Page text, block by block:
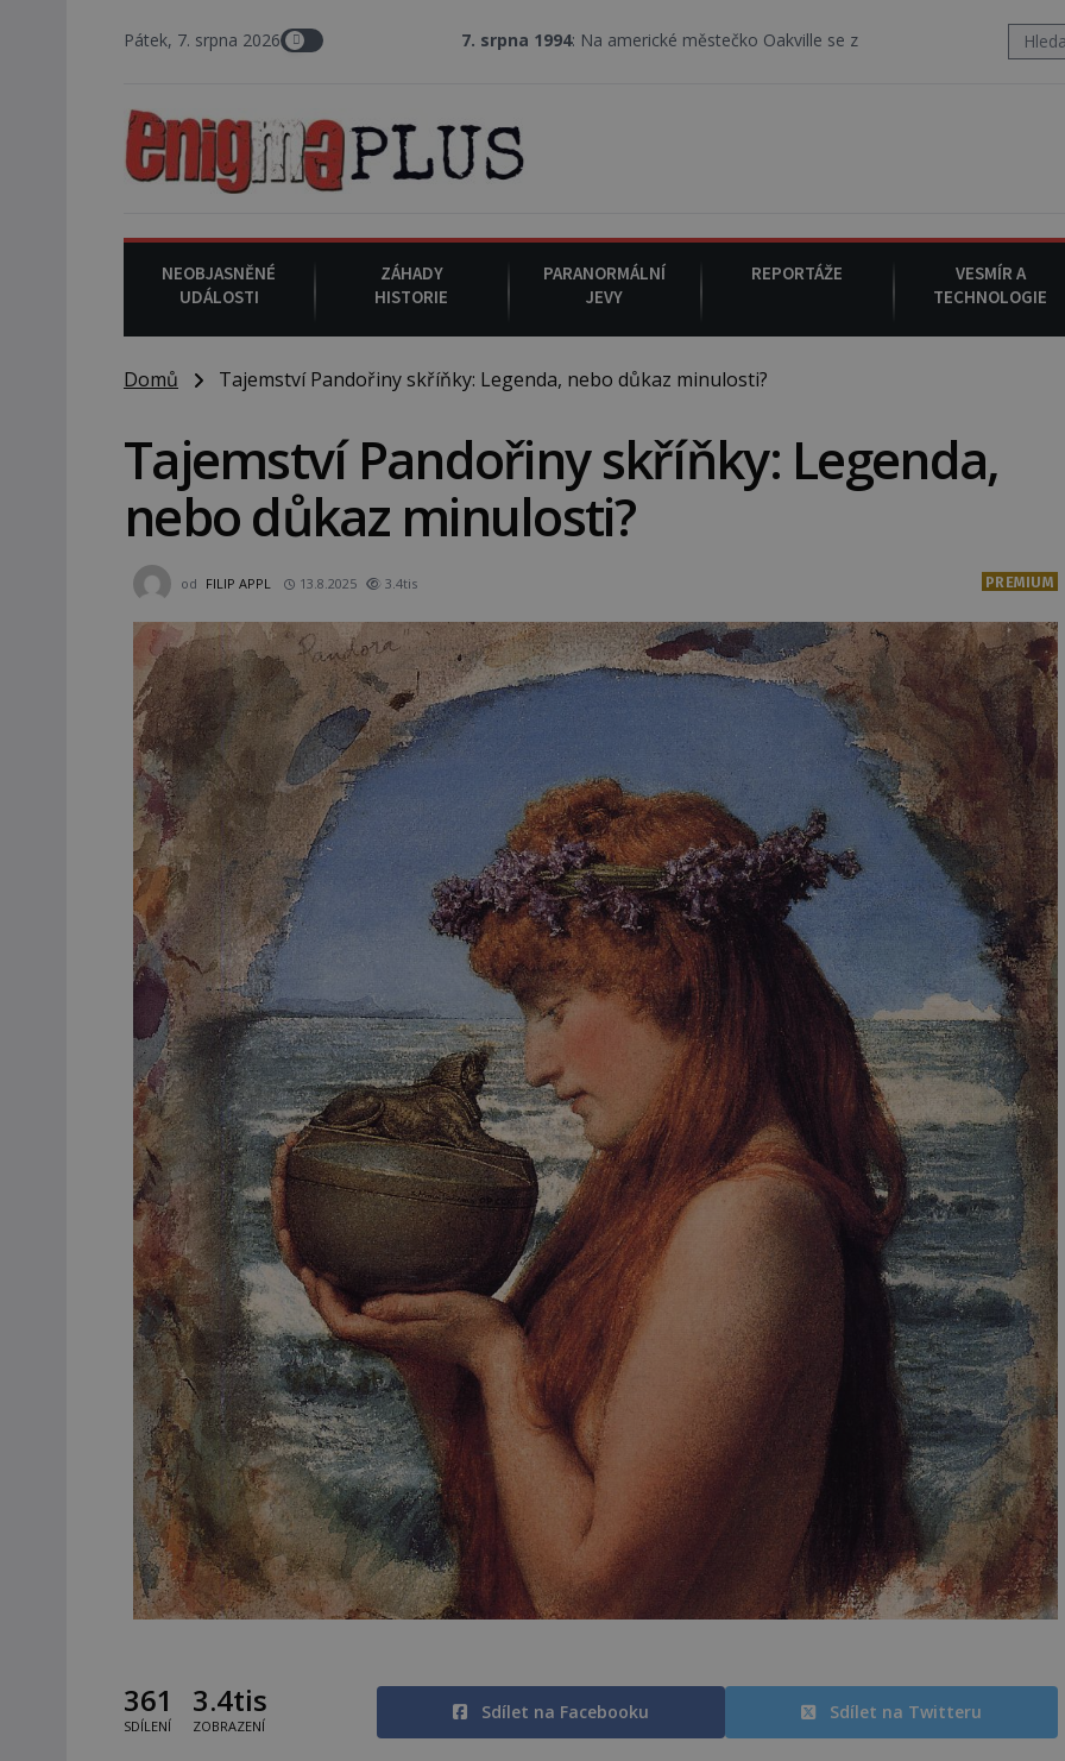
Pátek, 7. srpna 2026 : Na americké městečko Oakville se z nebe snáší podivná rosolovitá látka
NEOBJASNĚNÉ
UDÁLOSTI
ZÁHADY
HISTORIE
PARANORMÁLNÍ
JEVY
REPORTÁŽE
VESMÍR A
TECHNOLOGIE
Domů Tajemství Pandořiny skříňky: Legenda, nebo důkaz minulosti?
Tajemství Pandořiny skříňky: Legenda,
nebo důkaz minulosti?
od FILIP APPL 13.8.2025 3.4tis PREMIUM
361
SDÍLENÍ
3.4tis
ZOBRAZENÍ
Sdílet na Facebooku Sdílet na Twitteru